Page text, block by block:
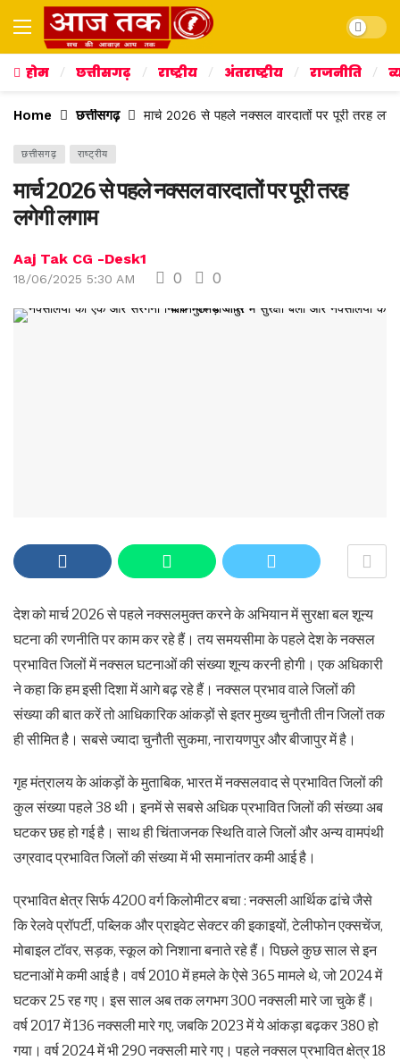
Dark
होम छत्तीसगढ़ राष्ट्रीय अंतराष्ट्रीय राजनीति
Home छत्तीसगढ़ मार्च 2026 से पहले नक्सल वारदातों पर पूरी तरह
छत्तीसगढ़ राष्ट्रीय
मार्च 2026 से पहले नक्सल वारदातों पर पूरी तरह
लगेगी लगाम
Aaj Tak CG -Desk1
18/06/2025 5:30 AM 0 0
देश को मार्च 2026 से पहले नक्सलमुक्त करने के अभियान में सुरक्षा बल शून्य
घटना की रणनीति पर काम कर रहे हैं। तय समयसीमा के पहले देश के नक्सल
प्रभावित जिलों में नक्सल घटनाओं की संख्या शून्य करनी होगी। एक अधिकारी
ने कहा कि हम इसी दिशा में आगे बढ़ रहे हैं। नक्सल प्रभाव वाले जिलों की
संख्या की बात करें तो आधिकारिक आंकड़ों से इतर मुख्य चुनौती तीन जिलों तक
ही सीमित है। सबसे ज्यादा चुनौती सुकमा, नारायणपुर और बीजापुर में है।
गृह मंत्रालय के आंकड़ों के मुताबिक, भारत में नक्सलवाद से प्रभावित जिलों की
कुल संख्या पहले 38 थी। इनमें से सबसे अधिक प्रभावित जिलों की संख्या अब
घटकर छह हो गई है। साथ ही चिंताजनक स्थिति वाले जिलों और अन्य वामपंथी
उग्रवाद प्रभावित जिलों की संख्या में भी समानांतर कमी आई है।
प्रभावित क्षेत्र सिर्फ 4200 वर्ग किलोमीटर बचा : नक्सली आर्थिक ढांचे जैसे
कि रेलवे प्रॉपर्टी, पब्लिक और प्राइवेट सेक्टर की इकाइयों, टेलीफोन एक्सचेंज,
मोबाइल टॉवर, सड़क, स्कूल को निशाना बनाते रहे हैं। पिछले कुछ साल से इन
घटनाओं मे कमी आई है। वर्ष 2010 में हमले के ऐसे 365 मामले थे, जो 2024 में
घटकर 25 रह गए। इस साल अब तक लगभग 300 नक्सली मारे जा चुके हैं।
वर्ष 2017 में 136 नक्सली मारे गए, जबकि 2023 में ये आंकड़ा बढ़कर 380 हो
गया। वर्ष 2024 में भी 290 नक्सली मारे गए। पहले नक्सल प्रभावित क्षेत्र 18